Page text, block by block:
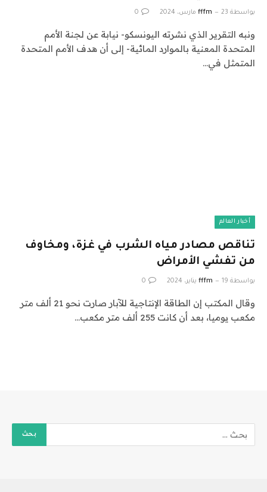
بواسطة fffm 23 مارس، 2024 0
ونبه التقرير الذي نشرته اليونسكو- نيابة عن لجنة الأمم
المتحدة المعنية بالموارد المائية- إلى أن هدف الأمم المتحدة
المتمثل في…
أخبار العالم
تناقص مصادر مياه الشرب في غزة، ومخاوف
من تفشي الأمراض
بواسطة fffm 19 يناير، 2024 0
وقال المكتب إن الطاقة الإنتاجية للآبار صارت نحو 21 ألف متر
مكعب يوميا، بعد أن كانت 255 ألف متر مكعب…